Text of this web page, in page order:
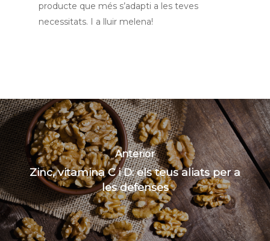
producte que més s’adapti a les teves
necessitats. I a lluir melena!
Anterior
Zinc, vitamina C i D: els teus aliats per a
les defenses